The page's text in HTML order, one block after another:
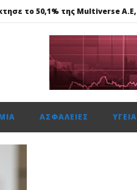
το 50,1% της Multiverse
€49,35 εκατ., το 50% του
το 50,1% της Multiverse
ΑΣΦΆΛΕΙΕΣ ΥΓΕΊΑ